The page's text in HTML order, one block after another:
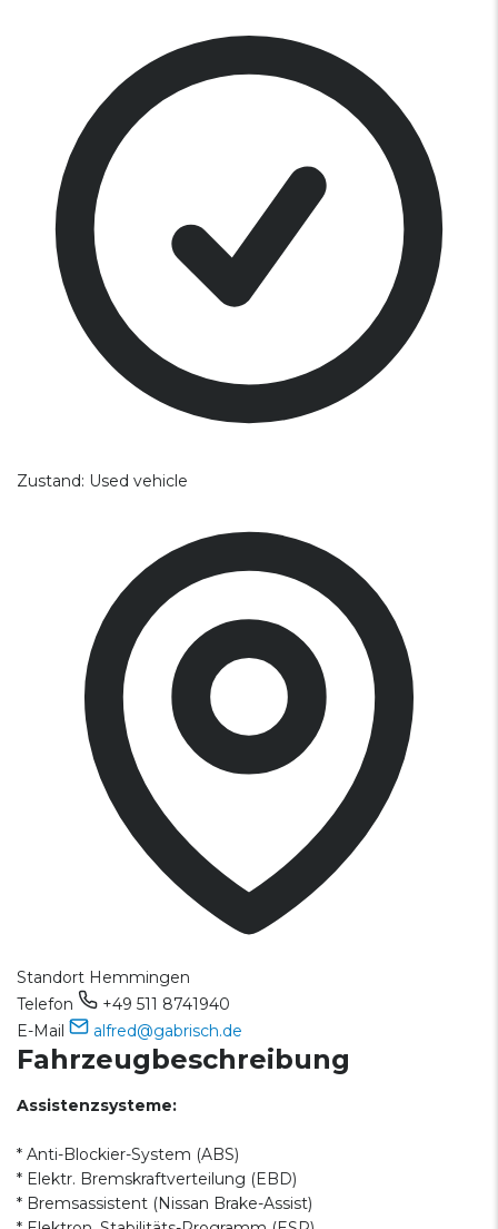
Zustand: Used vehicle
Standort Hemmingen
Telefon
+49 511 8741940
E-Mail
alfred@gabrisch.de
Fahrzeugbeschreibung
Assistenzsysteme:
* Anti-Blockier-System (ABS)
* Elektr. Bremskraftverteilung (EBD)
* Bremsassistent (Nissan Brake-Assist)